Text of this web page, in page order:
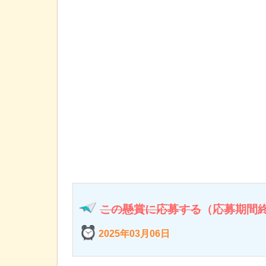
この懸賞に応募する （応募期間
2025年03月06日